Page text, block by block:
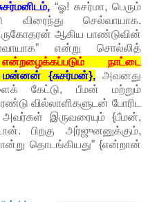
“ஓ! சுசர்மா, பெரும்
விரைந்து செல்வாயாக.
ஆகிய பாண்டுவின்
என்று சொல்லித்
நாட்டை
மன்னன் {சுசர்மன்},அவனது
கேட்டு, பீமன் மற்றும்
வில்லாளிகளுடன் போரிட
அவர்கள் இருவரையும் {பீமன்,
பிறகு அர்ஜுனனுக்கும்,
தொடங்கியது” {என்றான்